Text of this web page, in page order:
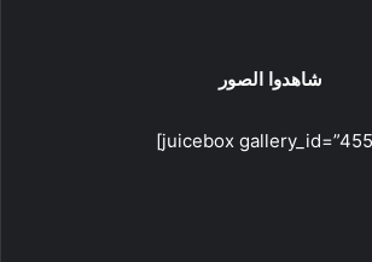
شاهدوا الصور